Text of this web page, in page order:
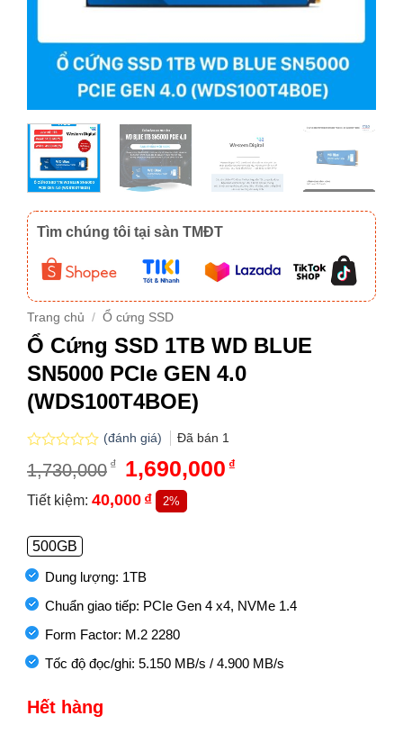
Tìm chúng tôi tại sàn TMĐT
Trang chủ / Ổ cứng SSD
Ổ Cứng SSD 1TB WD BLUE
SN5000 PCIe GEN 4.0
(WDS100T4BOE)
xếp
0.0
(đánh giá) Đã bán 1
1,730,000 ₫
Giá
gốc
là:
1,730,000₫.
1,690,000 ₫Giá
Tiết kiệm: 40,000 ₫ 2%
500GB
Dung lượng: 1TB
Chuẩn giao tiếp: PCIe Gen 4 x4, NVMe 1.4
Form Factor: M.2 2280
Tốc độ đọc/ghi: 5.150 MB/s / 4.900 MB/s
Hết hàng